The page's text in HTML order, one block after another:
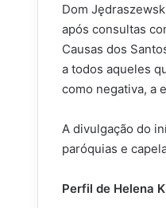
Dom
após consultas
Causas dos
a todos aqueles
como negativa, a
A divulgação do
paróquias e
Perfil de Helena